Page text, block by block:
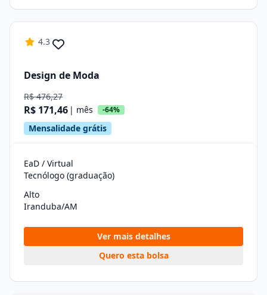
4.3
Design de Moda
R$ 476,27
R$ 171,46 | mês -64%
Mensalidade grátis
EaD / Virtual
Tecnólogo (graduação)
Alto
Iranduba/AM
Ver mais detalhes
Quero esta bolsa